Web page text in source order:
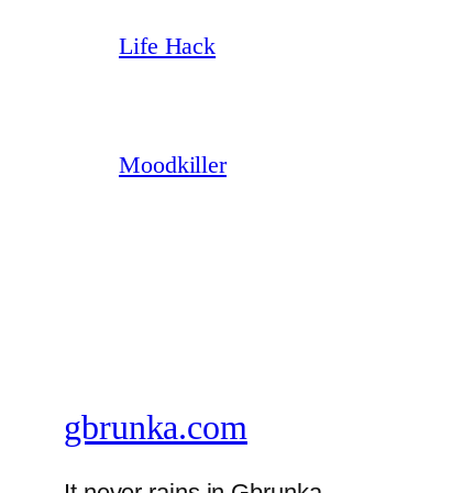
Life Hack
Moodkiller
gbrunka.com